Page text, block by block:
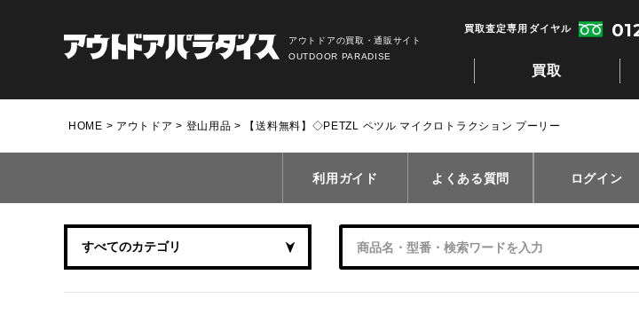
アウトドアの買取・通販サイト
OUTDOOR PARADISE
買取
買取査定専用ダイヤル
HOME アウトドア 登山用品 【送料無料】◇PETZL ペツル マイクロトラクション プーリー
利用ガイド よくある質問 ログイン